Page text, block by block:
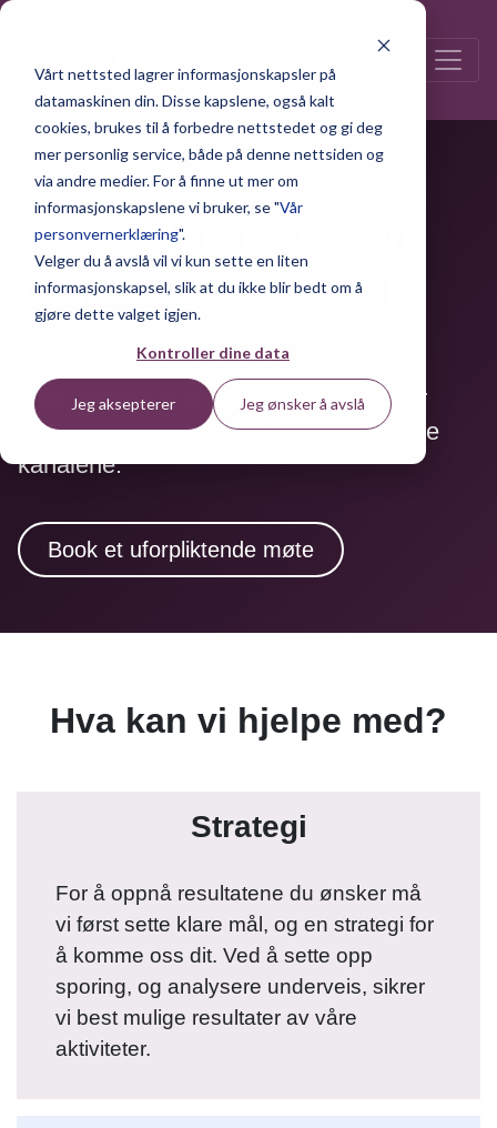
Vårt nettsted lagrer informasjonskapsler på
datamaskinen din. Disse kapslene, også kalt
cookies, brukes til å forbedre nettstedet og gi deg
mer personlig service, både på denne nettsiden og
via andre medier. For å finne ut mer om
informasjonskapslene vi bruker, se "Vår
personvernerklæring".
Velger du å avslå vil vi kun sette en liten
informasjonskapsel, slik at du ikke blir bedt om å
gjøre dette valget igjen.
Kontroller dine data
Jeg aksepterer Jeg ønsker å avslå
Strategisk
markedsføring som
treffer og gir verdi
Markedsføring i dag handler om å
produsere relevant innhold av verdi for
målgruppen og være tilstede i de riktige
kanalene.
Book et uforpliktende møte
Hva kan vi hjelpe med?
Strategi
For å oppnå resultatene du ønsker må
vi først sette klare mål, og en strategi for
å komme oss dit. Ved å sette opp
sporing, og analysere underveis, sikrer
vi best mulige resultater av våre
aktiviteter.